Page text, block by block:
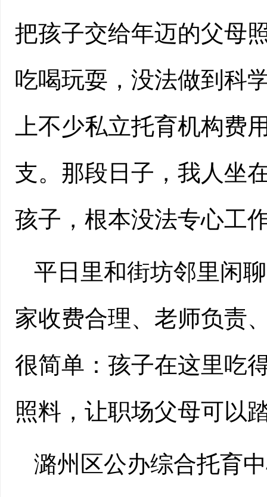
把孩子交给年迈的父母
吃喝玩耍，没法做到科
上不少私立托育机构费
支。那段日子，我人坐
孩子，根本没法专心工
平日里和街坊邻里闲
家收费合理、老师负责
很简单：孩子在这里吃
照料，让职场父母可以
潞州区公办综合托育